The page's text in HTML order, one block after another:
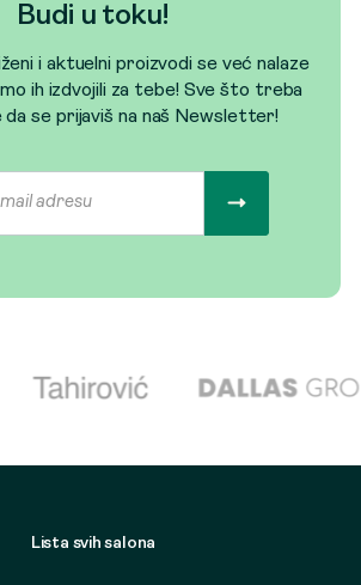
Budi u toku!
i aktuelni proizvodi se već nalaze
ih izdvojili za tebe! Sve što treba
da se prijaviš na naš Newsletter!
Lista svih salona